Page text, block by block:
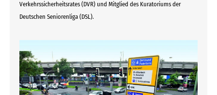
Verkehrssicherheitsrates (DVR) und Mitglied des Kuratoriums der
Deutschen Seniorenliga (DSL).